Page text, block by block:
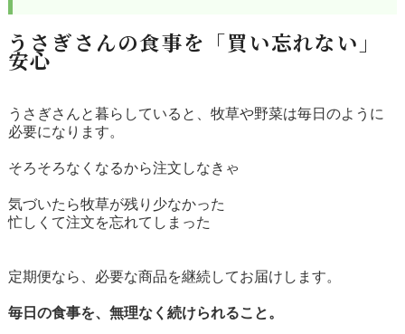
うさぎさんの食事を「買い忘れない」
安心
うさぎさんと暮らしていると、牧草や野菜は毎日のように
必要になります。
そろそろなくなるから注文しなきゃ
気づいたら牧草が残り少なかった
忙しくて注文を忘れてしまった
定期便なら、必要な商品を継続してお届けします。
毎日の食事を、無理なく続けられること。